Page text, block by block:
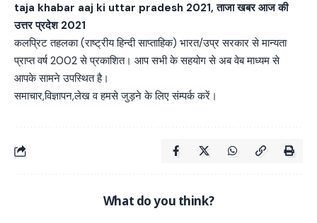
taja khabar aaj ki uttar pradesh 2021, ताजा खबर आज की
उत्तर प्रदेश 2021
कलप्रिट तहलका (राष्ट्रीय हिन्दी साप्ताहिक) भारत/उप्र सरकार से मान्यता
प्राप्त वर्ष 2002 से प्रकाशित। आप सभी के सहयोग से अब वेब माध्यम से
आपके सामने उपस्थित है।
समाचार,विज्ञापन,लेख व हमसे जुड़ने के लिए संम्पर्क करें।
What do you think?